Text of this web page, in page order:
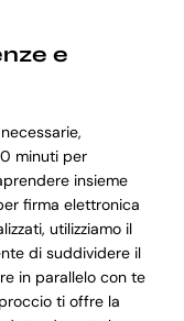
e
minuti per
insieme
firma elettronica
utilizziamo il
di suddividere il
in parallelo con te
ti offre la